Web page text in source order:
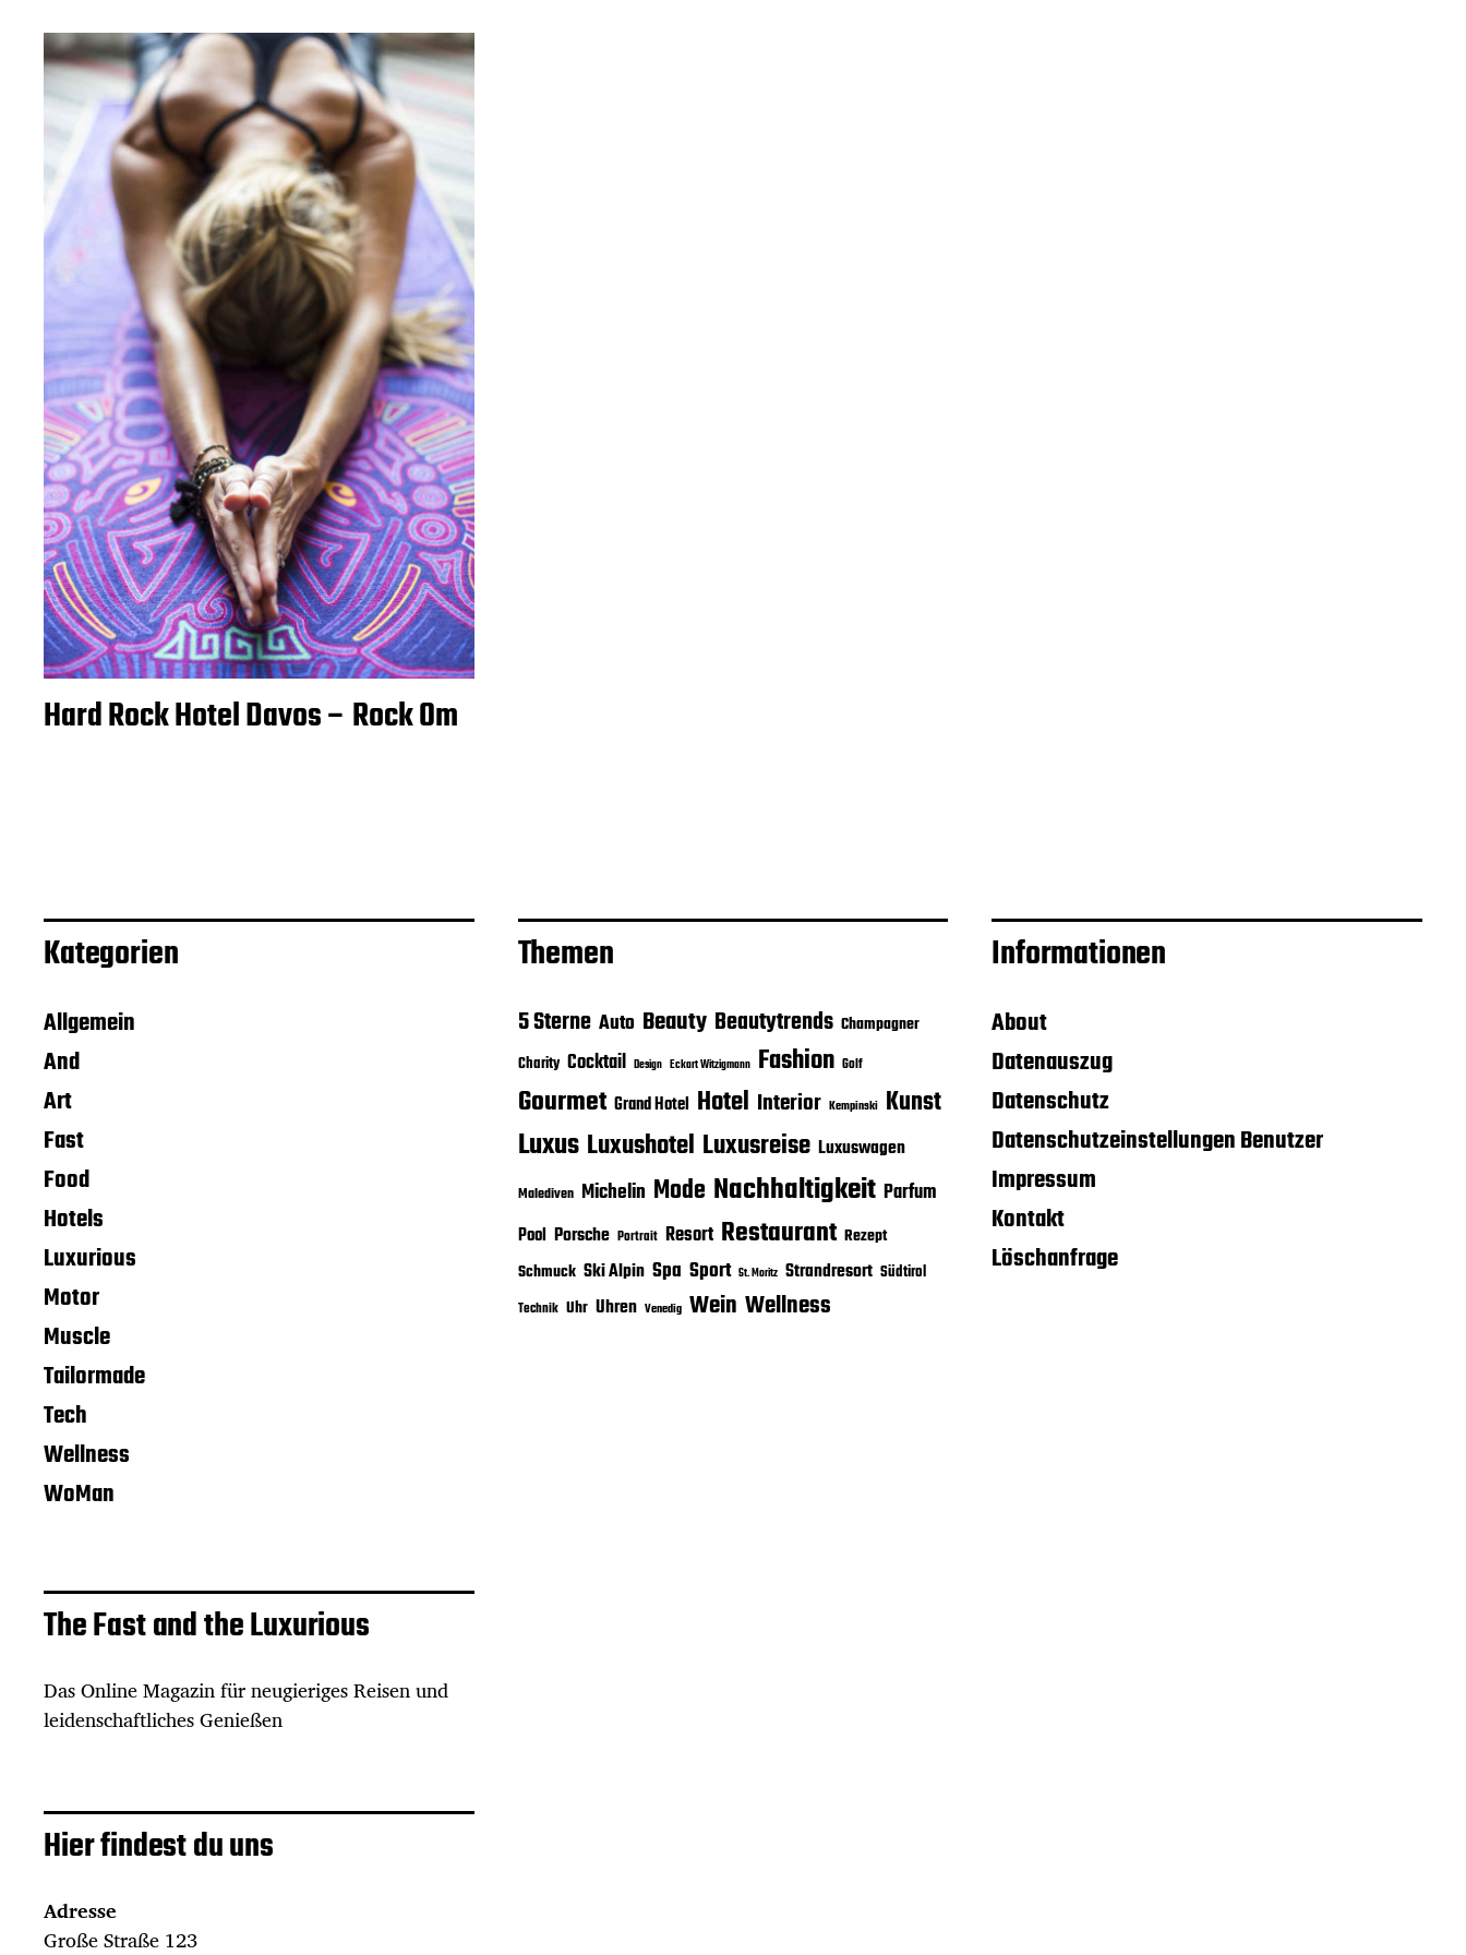
Hard Rock Hotel Davos – Rock Om
Kategorien
Allgemein
And
Art
Fast
Food
Hotels
Luxurious
Motor
Muscle
Tailormade
Tech
Wellness
WoMan
The Fast and the Luxurious
Das Online Magazin für neugieriges Reisen und
leidenschaftliches Genießen
Hier findest du uns
Adresse
Große Straße 123
Themen
5 Sterne Auto Beauty Beautytrends Champagner
Charity Cocktail Design Eckart Witzigmann Fashion Golf
Gourmet Grand Hotel Hotel Interior Kempinski Kunst
Luxus Luxushotel Luxusreise Luxuswagen
Malediven Michelin Mode Nachhaltigkeit Parfum
Pool Porsche Portrait Resort Restaurant Rezept
Schmuck Ski Alpin Spa Sport St. Moritz Strandresort Südtirol
Technik Uhr Uhren Venedig Wein Wellness
Informationen
About
Datenauszug
Datenschutz
Datenschutzeinstellungen Benutzer
Impressum
Kontakt
Löschanfrage